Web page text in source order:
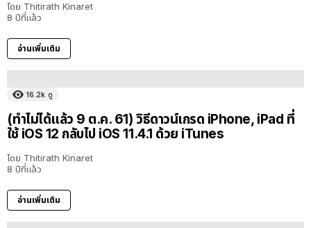
โดย Thitirath Kinaret
8 ปีที่แล้ว
อ่านเพิ่มเติม
16.2k ดู
(ทำไม่ได้แล้ว 9 ต.ค. 61) วิธีดาวน์เกรด iPhone, iPad ที่
ใช้ iOS 12 กลับไป iOS 11.4.1 ด้วย iTunes
โดย Thitirath Kinaret
8 ปีที่แล้ว
อ่านเพิ่มเติม